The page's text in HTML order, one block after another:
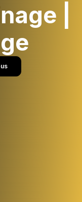
|